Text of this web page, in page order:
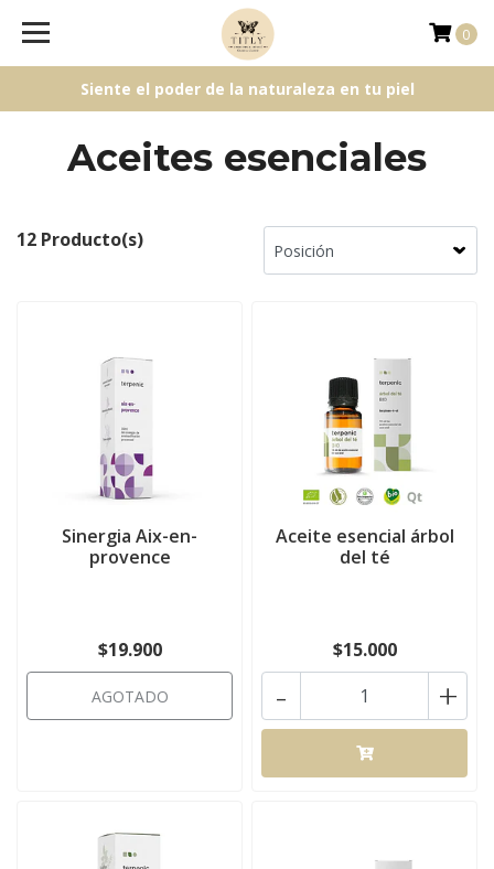
Siente el poder de la naturaleza en tu piel
0
Aceites esenciales
12 Producto(s)
Sinergia Aix-en-
provence
$19.900
AGOTADO
Aceite esencial árbol
del té
$15.000
+
-